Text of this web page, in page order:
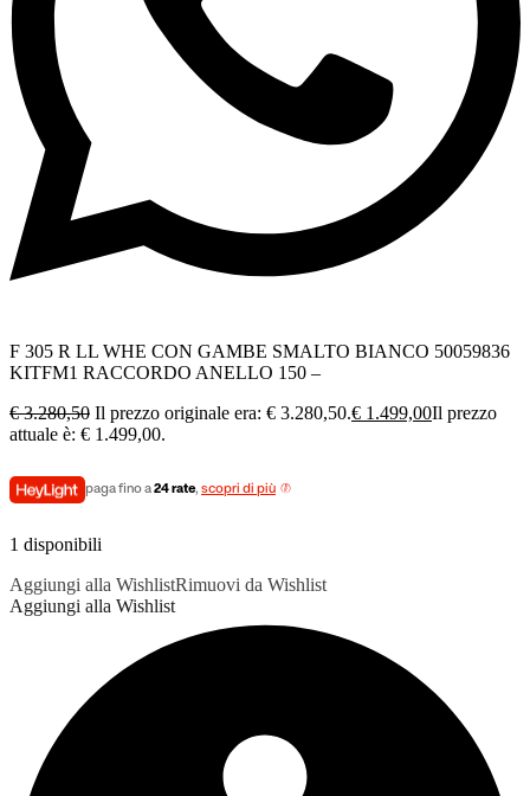
F 305 R LL WHE CON GAMBE SMALTO BIANCO 50059836
KITFM1 RACCORDO ANELLO 150 –
€3.280,50 Il prezzo originale era: € 3.280,50.€ 1.499,00Il prezzo
attuale è: € 1.499,00.
paga fino a24 rate, scopri di più
1 disponibili
Aggiungi alla WishlistRimuovi da Wishlist
Aggiungi alla Wishlist